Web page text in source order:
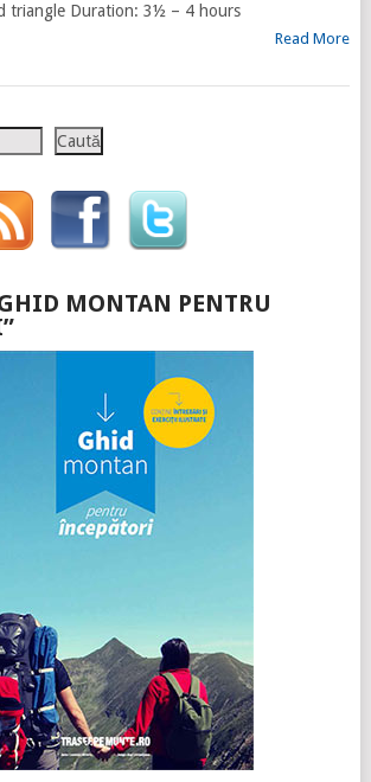
triangle Duration: 3½ – 4 hours
Read More
Caută
MONTAN PENTRU